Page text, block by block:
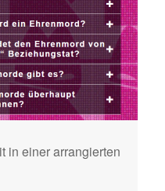
in einer arrangierten